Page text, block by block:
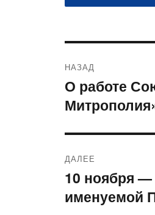
по
записям
НАЗАД
Предыдущая
запись:
О работе
ДАЛЕЕ
Следующая
запись:
10 ноября
именуемой